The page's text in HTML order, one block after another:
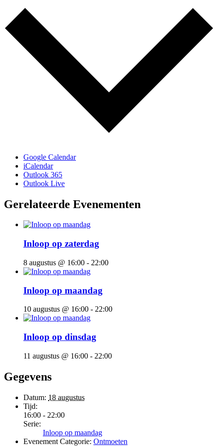
Google Calendar
iCalendar
Outlook 365
Outlook Live
Gerelateerde Evenementen
Inloop op zaterdag
8 augustus @ 16:00 - 22:00
Inloop op maandag
10 augustus @ 16:00 - 22:00
Inloop op dinsdag
11 augustus @ 16:00 - 22:00
Gegevens
Datum: 18 augustus
Tijd:
16:00 - 22:00
Serie:
Inloop op maandag
Evenement Categorie: Ontmoeten